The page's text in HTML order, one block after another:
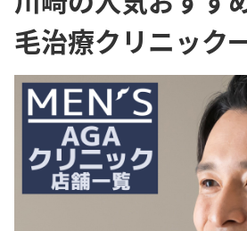
毛治療クリニック